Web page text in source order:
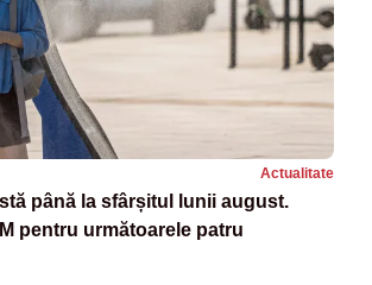
Actualitate
până la sfârșitul lunii august.
pentru următoarele patru